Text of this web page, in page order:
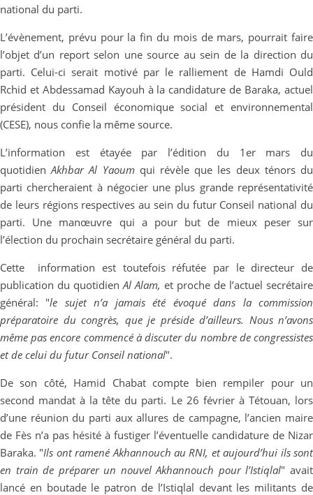
national du parti.
L’évènement, prévu pour la fin du mois de mars, pourrait faire
l’objet d’un report selon une source au sein de la direction du
parti. Celui-ci serait motivé par le ralliement de Hamdi Ould
Rchid et Abdessamad Kayouh à la candidature de Baraka, actuel
président du Conseil économique social et environnemental
(CESE), nous confie la même source.
L’information est étayée par l’édition du 1 ermars du
quotidienAkhbar Al Yaoum qui révèle que les deux ténors du
parti chercheraient à négocier une plus grande représentativité
de leurs régions respectives au sein du futur Conseil national du
parti. Une manœuvre qui a pour but de mieux peser sur
l’élection du prochain secrétaire général du parti.
Cette information est toutefois réfutée par le directeur de
publication du quotidien Al Alam, et proche de l’actuel secrétaire
général: "le sujet n’a jamais été évoqué dans la commission
préparatoire du congrès, que je préside d’ailleurs. Nous n’avons
même pas encore commencé à discuter du nombre de congressistes
et de celui du futur Conseil national".
De son côté, Hamid Chabat compte bien rempiler pour un
second mandat à la tête du parti. Le 26 février à Tétouan, lors
d’une réunion du parti aux allures de campagne, l’ancien maire
de Fès n’a pas hésité à fustiger l’éventuelle candidature de Nizar
Baraka. "Ils ont ramené Akhannouch au RNI, et aujourd’hui ils sont
en train de préparer un nouvel Akhannouch pour l’Istiqlal" avait
lancé en boutade le patron de l’Istiqlal devant les militants de